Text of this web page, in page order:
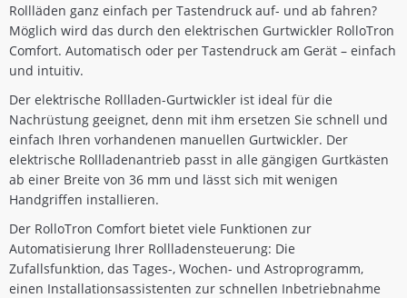
Rollläden ganz einfach per Tastendruck auf- und ab fahren?
Möglich wird das durch den elektrischen Gurtwickler RolloTron
Comfort. Automatisch oder per Tastendruck am Gerät – einfach
und intuitiv.
Der elektrische Rollladen-Gurtwickler ist ideal für die
Nachrüstung geeignet, denn mit ihm ersetzen Sie schnell und
einfach Ihren vorhandenen manuellen Gurtwickler. Der
elektrische Rollladenantrieb passt in alle gängigen Gurtkästen
ab einer Breite von 36 mm und lässt sich mit wenigen
Handgriffen installieren.
Der RolloTron Comfort bietet viele Funktionen zur
Automatisierung Ihrer Rollladensteuerung: Die
Zufallsfunktion, das Tages-, Wochen- und Astroprogramm,
einen Installationsassistenten zur schnellen Inbetriebnahme